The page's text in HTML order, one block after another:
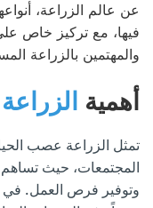
عن عالم الزراعة،
فيها، مع تركيز خاص
والمهتمين بالزراعة
أهمية الزراعة
تمثل الزراعة عصب
المجتمعات، حيث
وتوفير فرص العمل. في